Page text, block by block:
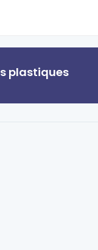
plastiques